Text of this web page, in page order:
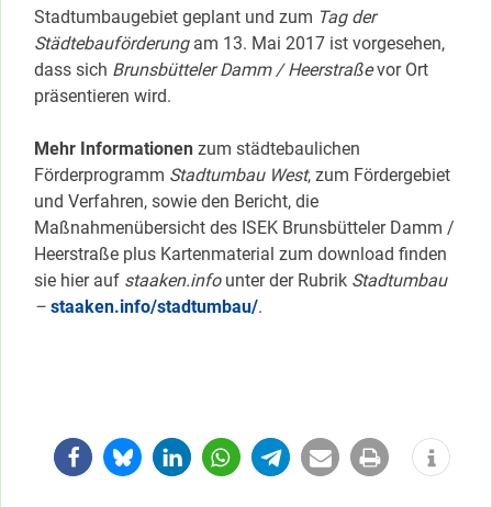
Stadtumbaugebiet geplant und zum Tag der
Städtebauförderungam 13. Mai 2017 ist vorgesehen,
dass sich Brunsbütteler Damm / Heerstraßevor Ort
präsentieren wird.
Mehr Informationen zum städtebaulichen
Förderprogramm Stadtumbau West, zum Fördergebiet
und Verfahren, sowie den Bericht, die
Maßnahmenübersicht des ISEK Brunsbütteler Damm /
Heerstraße plus Kartenmaterial zum download finden
sie hier auf staaken.infounter der Rubrik Stadtumbau
– staaken.info/stadtumbau/.